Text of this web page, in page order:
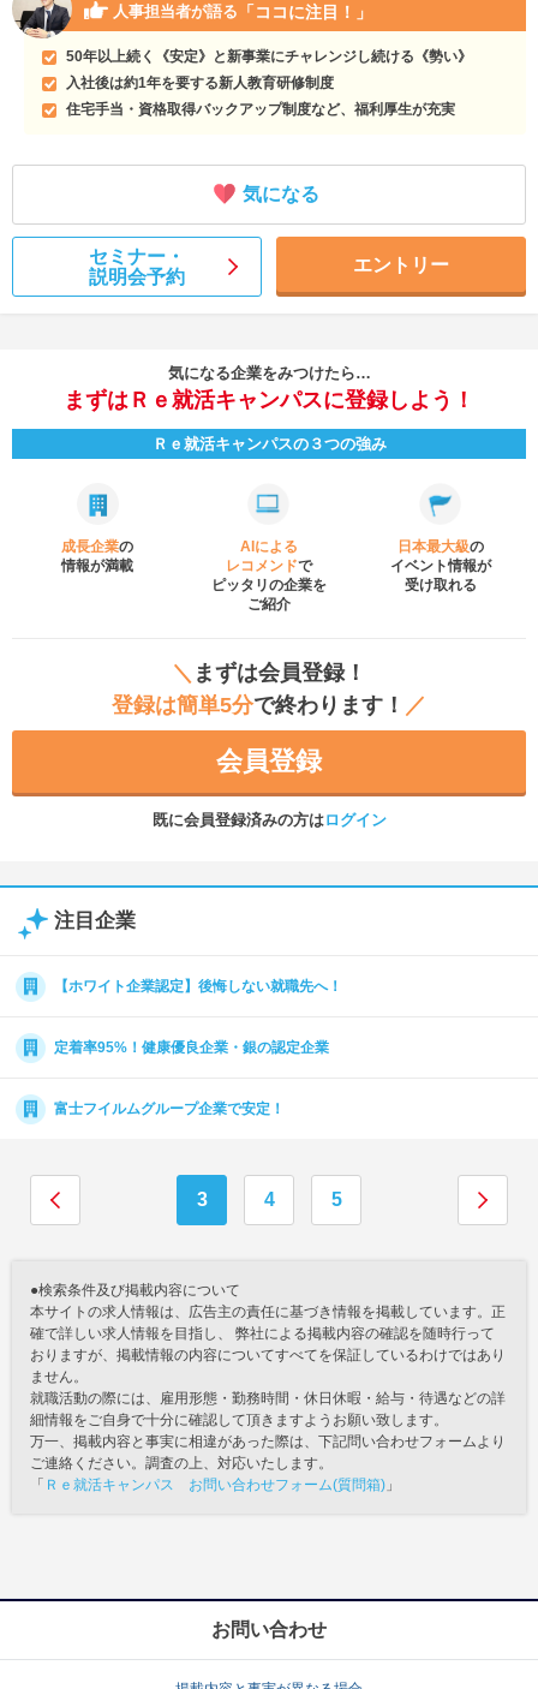
人事担当者が語る 「ココに注目！」
50年以上続く《安定》と新事業にチャレンジし続ける《勢い》
入社後は約1年を要する新人教育研修制度
住宅手当・資格取得バックアップ制度など、福利厚生が充実
気になる
セミナー・
説明会予約
エントリー
気になる企業をみつけたら…
まずはＲｅ就活キャンパスに登録しよう！
Ｒｅ就活キャンパスの３つの強み
成長企業の
情報が満載
AIによる
レコメンドで
ピッタリの企業を
ご紹介
日本最大級の
イベント情報が
受け取れる
＼ まずは会員登録！
登録は簡単5分で終わります！ ／
会員登録
既に会員登録済みの方はログイン
注目企業
【ホワイト企業認定】後悔しない就職先へ！
定着率95%！健康優良企業・銀の認定企業
富士フイルムグループ企業で安定！
3 4 5
●検索条件及び掲載内容について
本サイトの求人情報は、広告主の責任に基づき情報を掲載しています。正
確で詳しい求人情報を目指し、 弊社による掲載内容の確認を随時行って
おりますが、掲載情報の内容についてすべてを保証しているわけではあり
ません。
就職活動の際には、雇用形態・勤務時間・休日休暇・給与・待遇などの詳
細情報をご自身で十分に確認して頂きますようお願い致します。
万一、掲載内容と事実に相違があった際は、下記問い合わせフォームより
ご連絡ください。調査の上、対応いたします。
「 Ｒｅ就活キャンパス お問い合わせフォーム(質問箱) 」
お問い合わせ